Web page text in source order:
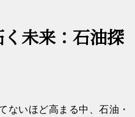
未来：石油探
ないほど高まる中、石油・